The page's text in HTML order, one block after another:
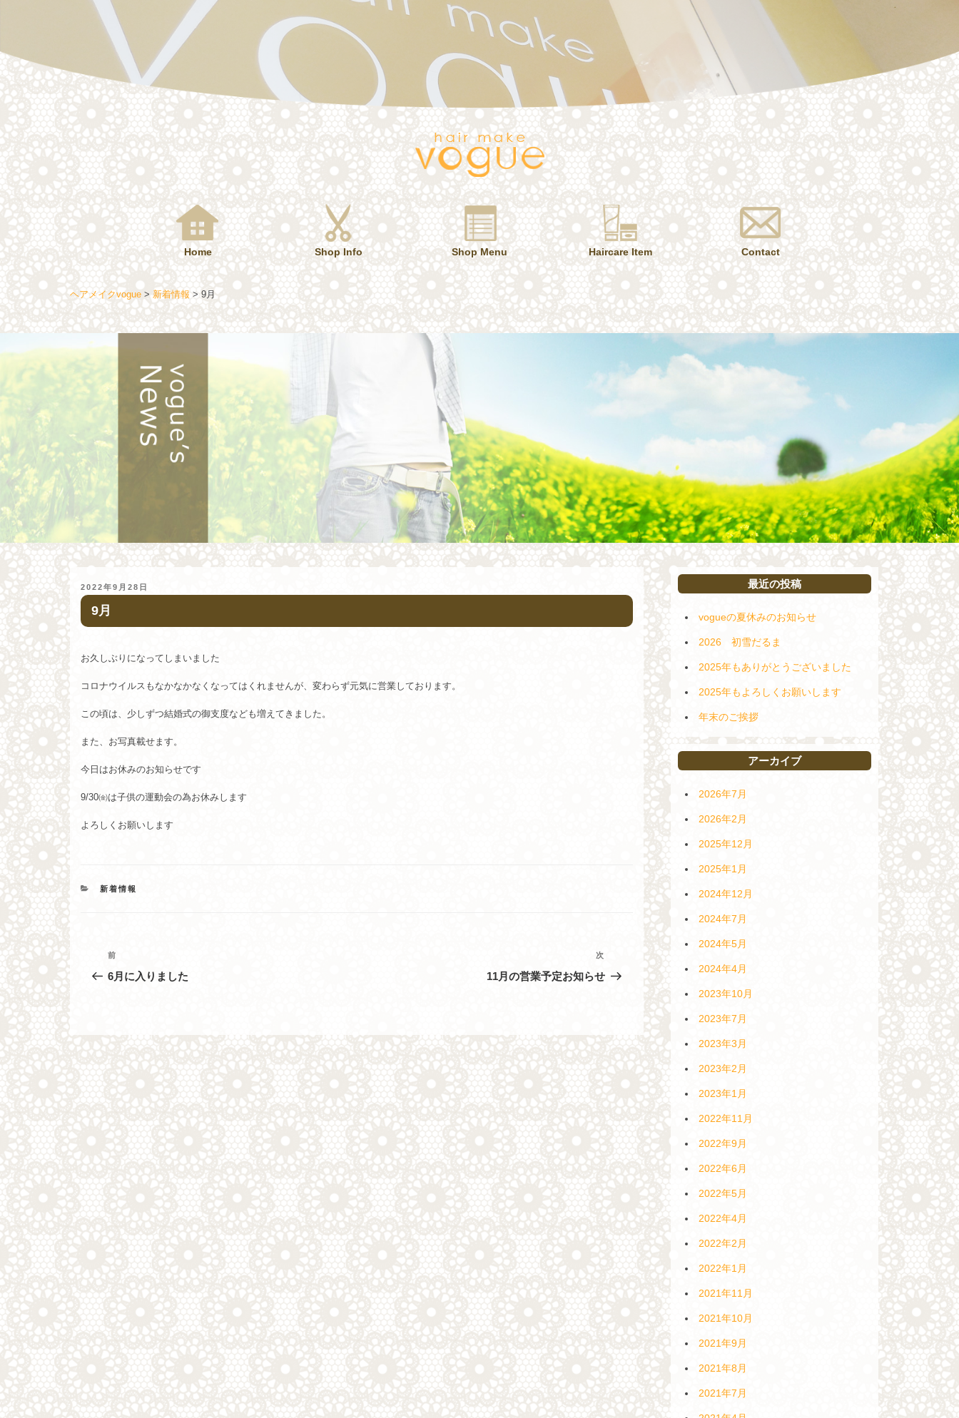
ツ
へ
ス
キ
プ
Home Shop Info Shop Menu Haircare Item Contact
ヘアメイクvogue>新着情報 > 9月
投
稿
日:
2022年9月28日
9月
お久しぶりになってしまいました
コロナウイルスもなかなかなくなってはくれませんが、変わらず元気に営業しております。
この頃は、少しずつ結婚式の御支度なども増えてきました。
また、お写真載せます。
今日はお休みのお知らせです
9/30㈮は子供の運動会の為お休みします
よろしくお願いします
カ
新着情報
投
稿
ゲ
ー
シ
ョ
ン
過
去
の
前
6月に入りました
次
11月の営業予定お知らせ
最近の投稿
vogueの夏休みのお知らせ
2026 初雪だるま
2025年もありがとうございました
2025年もよろしくお願いします
年末のご挨拶
アーカイブ
2026年7月
2026年2月
2025年12月
2025年1月
2024年12月
2024年7月
2024年5月
2024年4月
2023年10月
2023年7月
2023年3月
2023年2月
2023年1月
2022年11月
2022年9月
2022年6月
2022年5月
2022年4月
2022年2月
2022年1月
2021年11月
2021年10月
2021年9月
2021年8月
2021年7月